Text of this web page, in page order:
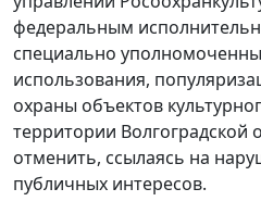
федеральным
специально
использования,
охраны объектов
территории Волгоградской
отменить, ссылаясь на
публичных интересов.